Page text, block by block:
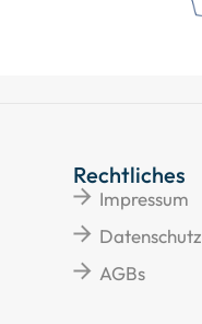
Rechtliches
Impressum
Datenschutz
AGBs